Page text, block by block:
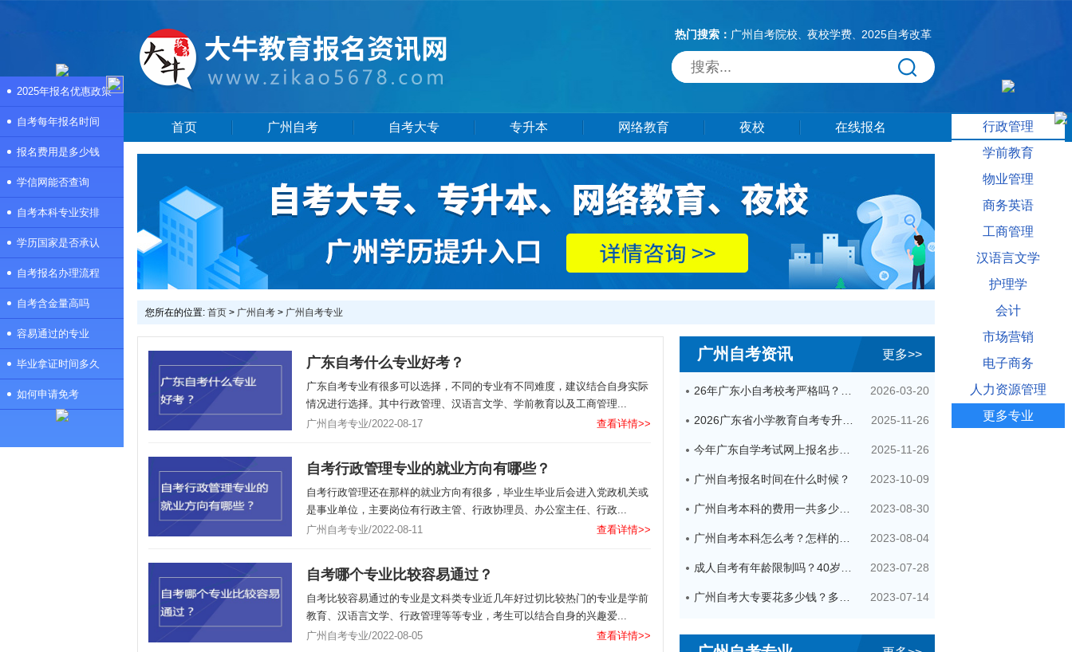
热门搜索： 广州自考院校、 夜校学费、 2025自考改革
首页 广州自考 自考大专 专升本 网络教育 夜校 在线报名
您所在的位置: 首页 > 广州自考 > 广州自考专业
广州自考资讯 更多>>
26年广东小自考校考严格吗？很简单吗？ 2026-03-20
2026广东省小学教育自考专升本考试科目（+指引） 2025-11-26
今年广东自学考试网上报名步骤（全） 2025-11-26
广州自考报名时间在什么时候？ 2023-10-09
广州自考本科的费用一共多少钱？ 2023-08-30
广州自考本科怎么考？怎样的流程？ 2023-08-04
成人自考有年龄限制吗？40岁了还可以参加吗？ 2023-07-28
广州自考大专要花多少钱？多久拿证？ 2023-07-14
广东自考什么专业好考？
广东自考专业有很多可以选择，不同的专业有不同难度，建议结合自身实际
情况进行选择。其中行政管理、汉语言文学、学前教育以及工商管理...
广州自考专业/2022-08-17
查看详情>>
自考行政管理专业的就业方向有哪些？
自考行政管理还在那样的就业方向有很多，毕业生毕业后会进入党政机关或
是事业单位，主要岗位有行政主管、行政协理员、办公室主任、行政...
广州自考专业/2022-08-11
查看详情>>
自考哪个专业比较容易通过？
自考比较容易通过的专业是文科类专业近几年好过切比较热门的专业是学前
教育、汉语言文学、行政管理等等专业，考生可以结合自身的兴趣爱...
广州自考专业/2022-08-05
查看详情>>
2025年报名优惠政策
自考每年报名时间
报名费用是多少钱
学信网能否查询
自考本科专业安排
学历国家是否承认
自考报名办理流程
自考含金量高吗
容易通过的专业
毕业拿证时间多久
如何申请免考
行政管理
学前教育
物业管理
商务英语
工商管理
汉语言文学
护理学
会计
市场营销
电子商务
人力资源管理
更多专业